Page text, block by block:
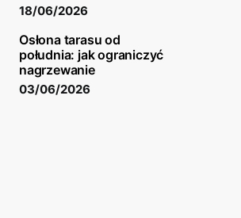
18/06/2026
Osłona tarasu od
południa: jak ograniczyć
nagrzewanie
03/06/2026